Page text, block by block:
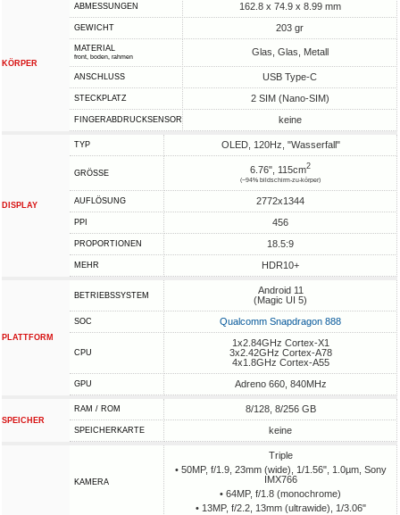
KÖRPER
ABMESSUNGEN 162.8 x 74.9 x 8.99 mm
GEWICHT 203 gr
MATERIAL
front, boden, rahmen Glas, Glas, Metall
ANSCHLUSS USB Type-C
STECKPLATZ 2 SIM (Nano-SIM)
FINGERABDRUCKSENSOR keine
DISPLAY
TYP OLED, 120Hz, "Wasserfall"
GRÖSSE 6.76", 115cm2
(~94% bildschirm-zu-körper)
AUFLÖSUNG 2772x1344
PPI 456
PROPORTIONEN 18.5:9
MEHR HDR10+
PLATTFORM
BETRIEBSSYSTEM
Android 11
(Magic UI 5)
SOC Qualcomm Snapdragon 888
CPU
1x2.84GHz Cortex-X1
3x2.42GHz Cortex-A78
4x1.8GHz Cortex-A55
GPU Adreno 660, 840MHz
SPEICHER
RAM / ROM 8/128, 8/256 GB
SPEICHERKARTE keine
KAMERA
Triple
• 50MP, f/1.9, 23mm (wide), 1/1.56", 1.0µm, Sony
IMX766
• 64MP, f/1.8 (monochrome)
• 13MP, f/2.2, 13mm (ultrawide), 1/3.06"